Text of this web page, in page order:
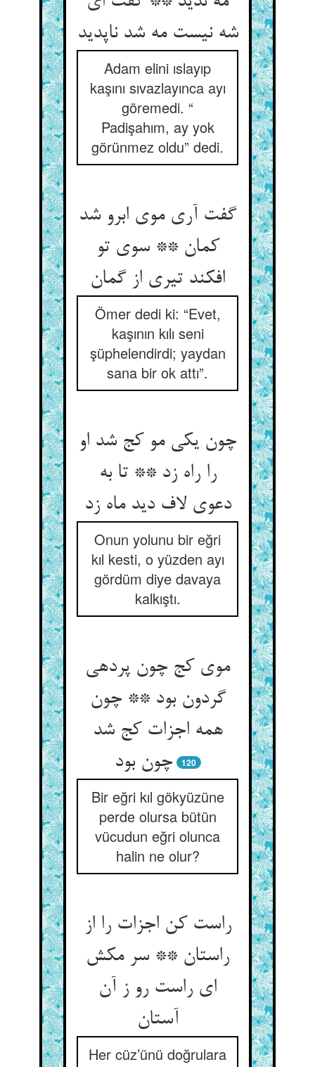
شه نیست مه شد ناپدید
Adam elini ıslayıp
kaşını sıvazlayınca ayı
göremedi. “
Padişahım, ay yok
görünmez oldu” dedi.
گفت آری موی ابرو شد
کمان ** سوی تو
افکند تیری از گمان‏
Ömer dedi ki: “Evet,
kaşının kılı seni
şüphelendirdi; yaydan
sana bir ok attı”.
چون یکی مو کج شد او
را راه زد ** تا به
دعوی لاف دید ماه زد
Onun yolunu bir eğri
kıl kesti, o yüzden ayı
gördüm diye davaya
kalkıştı.
موی کج چون پرده‏ی
گردون بود ** چون
همه اجزات کج شد
چون بود
120
Bir eğri kıl gökyüzüne
perde olursa bütün
vücudun eğri olunca
halin ne olur?
راست کن اجزات را از
راستان ** سر مکش
ای راست رو ز آن
آستان‏
Her cüz’ünü doğrulara